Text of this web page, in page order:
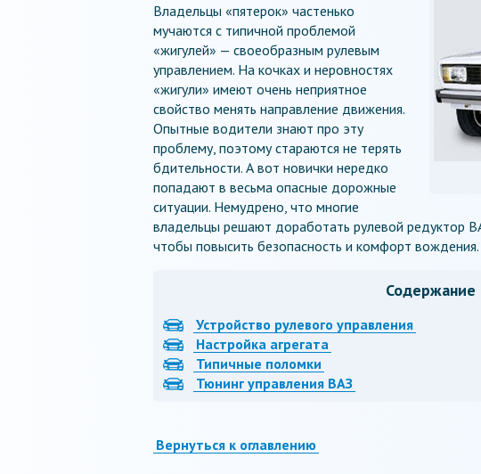
Владельцы «пятерок» частенько
мучаются с типичной проблемой
«жигулей» — своеобразным рулевым
управлением. На кочках и неровностях
«жигули» имеют очень неприятное
свойство менять направление движения.
Опытные водители знают про эту
проблему, поэтому стараются не терять
бдительности. А вот новички нередко
попадают в весьма опасные дорожные
ситуации. Немудрено, что многие
владельцы решают доработать рулевой редуктор
чтобы повысить безопасность и комфорт вождения.
Содержание
Устройство рулевого управления
Настройка агрегата
Типичные поломки
Тюнинг управления ВАЗ
Вернуться к оглавлению